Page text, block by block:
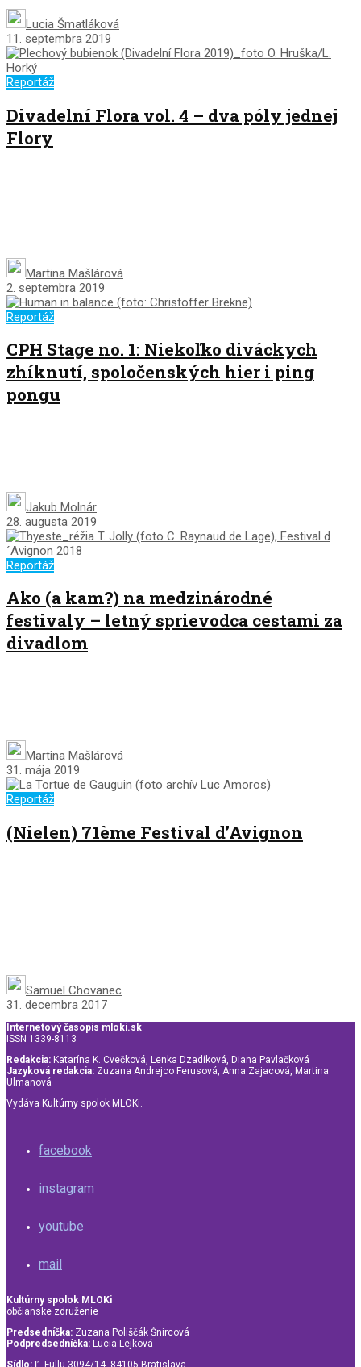
Lucia Šmatláková
11. septembra 2019
Reportáž
Divadelní Flora vol. 4 – dva póly jednej
Flory
Martina Mašlárová
2. septembra 2019
Reportáž
CPH Stage no. 1: Niekoľko diváckych
zhíknutí, spoločenských hier i ping
pongu
Jakub Molnár
28. augusta 2019
Reportáž
Ako (a kam?) na medzinárodné
festivaly – letný sprievodca cestami za
divadlom
Martina Mašlárová
31. mája 2019
Reportáž
(Nielen) 71ème Festival d’Avignon
Samuel Chovanec
31. decembra 2017
Internetový časopis mloki.sk
ISSN 1339-8113
Redakcia: Katarína K. Cvečková, Lenka Dzadíková, Diana Pavlačková
Jazyková redakcia: Zuzana Andrejco Ferusová, Anna Zajacová, Martina
Ulmanová
Vydáva Kultúrny spolok MLOKi.
facebook
instagram
youtube
mail
Kultúrny spolok MLOKi
občianske združenie
Predsedníčka: Zuzana Poliščák Šnircová
Podpredsedníčka: Lucia Lejková
Sídlo: Ľ. Fullu 3094/14, 84105 Bratislava